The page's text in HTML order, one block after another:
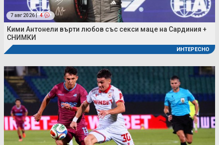
7 авг 2026 | 4
Кими Антонели върти любов със секси маце на Сардиния +
СНИМКИ
ИНТЕРЕСНО